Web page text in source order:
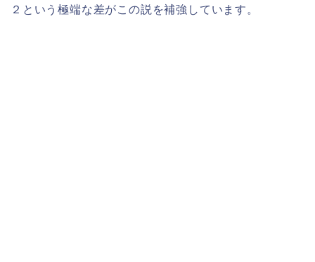
２という極端な差がこの説を補強しています。